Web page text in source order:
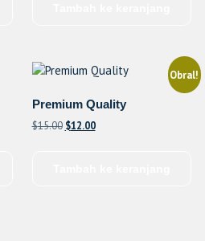
Obral!
Premium Quality
$15.00 Harga
$12.00Harga